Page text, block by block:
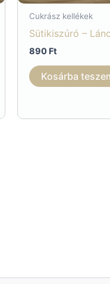
Cukrász kellékek
Sütikiszúró –
890 Ft
Kosárba